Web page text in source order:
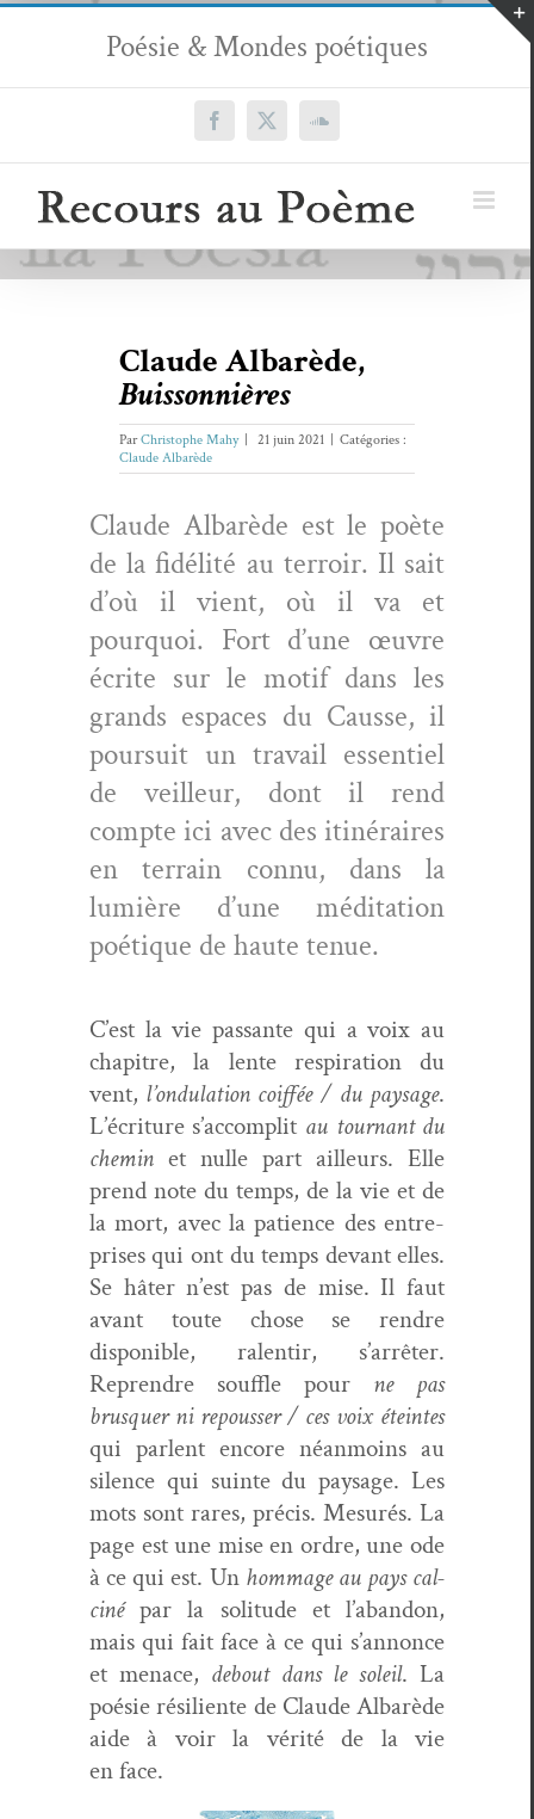
Passer
contenu
Poésie & Mondes poétiques
Facebook
X SoundCloud
Claude Albarède,
Buissonnières
ParChristophe Mahy 21 juin 2021
Catégories :
Claude Albarède
Claude Albarède est le poète
de la fidél­ité au ter­roir. Il sait
d’où il vient, où il va et
pourquoi. Fort d’une œuvre
écrite sur le motif dans les
grands espaces du Causse, il
pour­suit un tra­vail essen­tiel
de veilleur, dont il rend
compte ici avec des itinéraires
en ter­rain con­nu, dans la
lumière d’une médi­ta­tion
poé­tique de haute tenue.
C’est la vie pas­sante qui a voix au
chapitre, la lente res­pi­ra­tion du
vent, l’ondulation coif­fée / du paysage.
L’écriture s’accomplit au tour­nant du
cheminet nulle part ailleurs. Elle
prend note du temps, de la vie et de
la mort, avec la patience des entre­
pris­es qui ont du temps devant elles.
Se hâter n’est pas de mise. Il faut
avant toute chose se ren­dre
disponible, ralen­tir, s’arrêter.
Repren­dre souf­fle pour ne pas
brusquer ni repouss­er / ces voix éteintes
qui par­lent encore néan­moins au
silence qui suinte du paysage. Les
mots sont rares, pré­cis. Mesurés. La
page est une mise en ordre, une ode
à ce qui est. Un hom­mage au pays cal­
cinépar la soli­tude et l’abandon,
mais qui fait face à ce qui s’annonce
et men­ace, debout dans le soleil. La
poésie résiliente de Claude Albarède
aide à voir la vérité de la vie
en face.